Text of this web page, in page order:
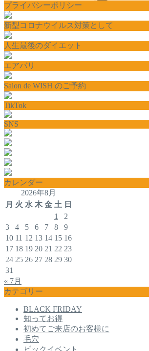
プライバシーポリシー
新型コロナウイルス対策として
人生最後のダイエット
エアバリ
Salon de WISH のご予約
TikTok
SNS
カレンダー
2026年8月
月 火 水 木 金 土 日
1
2
3
4 5 6 7 8
9
10 11 12 13 14 15 16
17 18 19 20 21 22 23
24 25 26 27 28 29 30
31
« 7月
カテゴリー
BLACK FRIDAY
知ってお得
初めてご来店のお客様に
毛穴
ビックイベント